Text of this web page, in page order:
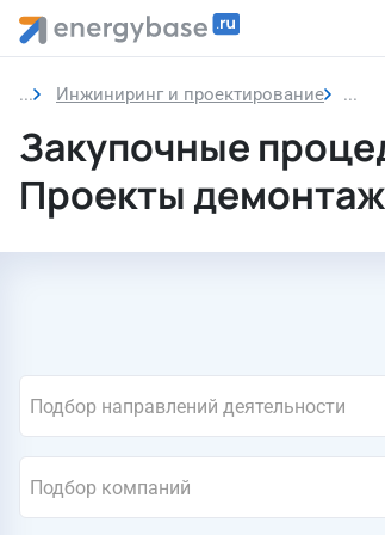
Инжиниринг и проектирование
Закупочные
Проекты
Подбор направлений деятельности
Подбор компаний